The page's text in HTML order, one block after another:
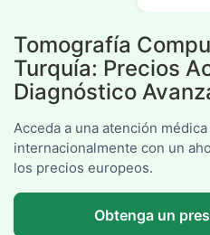
Tomografía
Turquía: Precios
Diagnóstico
Acceda a una atención
internacionalmente con un
los precios europeos.
Obtenga un